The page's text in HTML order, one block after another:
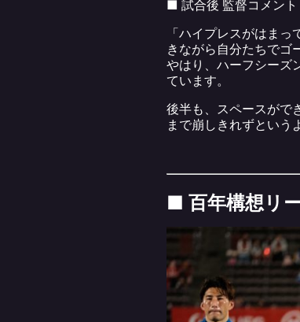
■ 試合後 監督コメント
「ハイプレスがはま
きながら自分たちでゴ
やはり、ハーフシーズ
ています。
後半も、スペースがで
まで崩しきれずという
■ 百年構想リ